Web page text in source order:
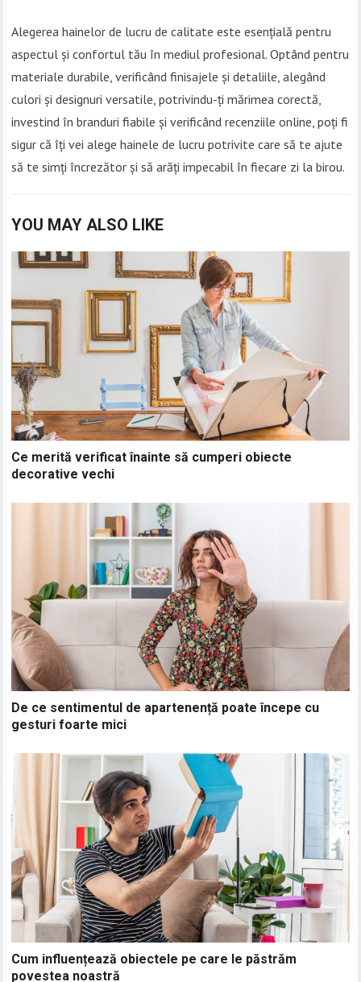
Alegerea hainelor de lucru de calitate este esențială pentru
aspectul și confortul tău în mediul profesional. Optând pentru
materiale durabile, verificând finisajele și detaliile, alegând
culori și designuri versatile, potrivindu-ți mărimea corectă,
investind în branduri fiabile și verificând recenziile online, poți fi
sigur că îți vei alege hainele de lucru potrivite care să te ajute
să te simți încrezător și să arăți impecabil în fiecare zi la birou.
YOU MAY ALSO LIKE
Ce merită verificat înainte să cumperi obiecte
decorative vechi
De ce sentimentul de apartenență poate începe cu
gesturi foarte mici
Cum influențează obiectele pe care le păstrăm
povestea noastră